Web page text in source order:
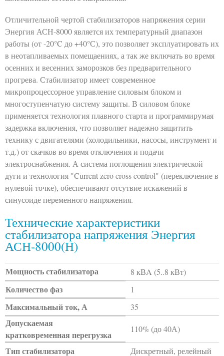
Отличительной чертой стабилизаторов напряжения серии
Энергия АСН-8000 является их температурный диапазон
работы (от -20°C до +40°С), это позволяет эксплуатировать их
в неотапливаемых помещаениях, а так же включать во время
осенних и весенних заморозков без предварительного
прогрева. Стабилизатор имеет современное
микропроцессорное управление силовым блоком и
многоступенчатую систему защиты. В силовом блоке
применяется технология плавного старта и программирумая
задержка включения, что позволяет надежно защитить
технику с двигателями (холодильники, насосы, инструмент и
т.д.) от скачков во время отключения и подачи
электроснабжения. А система поглощения электрической
дуги и технология "Current zero cross control" (переключение в
нулевой точке), обеспечивают отсутвие искажений в
синусоиде переменного напряжения.
Технические характеристики
стабилизатора напряжения Энергия
АСН-8000(Н)
Мощность стабилизатора 8 кВA (5..8 кВт)
Количество фаз 1
Максимальный ток, А 35
Допускаемая
кратковременная перегрузка
110% (до 40А)
Тип стабилизатора Дискретный, релейный